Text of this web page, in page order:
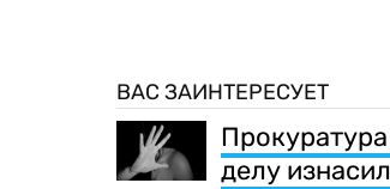
ВАС ЗАИНТЕРЕСУЕТ
делу